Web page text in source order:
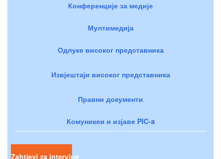
Конференције за медије
Мултимедија
Одлуке високог представника
Извјештаји високог представника
Правни документи
Комуникеи и изјаве PIC-a
Zahtjevi za intervjue